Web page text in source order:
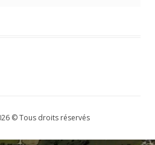
© Tous droits réservés